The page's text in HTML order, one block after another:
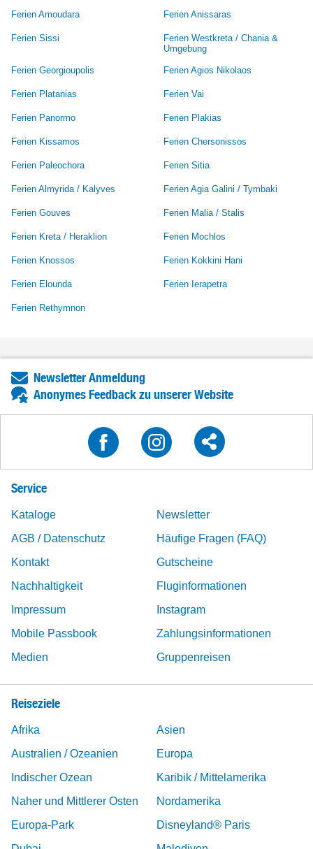
Ferien Amoudara Ferien Anissaras
Ferien Sissi
Ferien Westkreta / Chania &
Umgebung
Ferien Georgioupolis Ferien Agios Nikolaos
Ferien Platanias Ferien Vai
Ferien Panormo Ferien Plakias
Ferien Kissamos Ferien Chersonissos
Ferien Paleochora Ferien Sitia
Ferien Almyrida / Kalyves Ferien Agia Galini / Tymbaki
Ferien Gouves Ferien Malia / Stalis
Ferien Kreta / Heraklion Ferien Mochlos
Ferien Knossos Ferien Kokkini Hani
Ferien Elounda Ferien Ierapetra
Ferien Rethymnon
Newsletter Anmeldung
Anonymes Feedback zu unserer Website
Service
Kataloge
Newsletter
AGB / Datenschutz
Häufige Fragen (FAQ)
Kontakt
Gutscheine
Nachhaltigkeit
Fluginformationen
Impressum
Instagram
Mobile Passbook
Zahlungsinformationen
Medien
Gruppenreisen
Reiseziele
Afrika
Asien
Australien / Ozeanien
Europa
Indischer Ozean
Karibik / Mittelamerika
Naher und Mittlerer Osten
Nordamerika
Europa-Park
Disneyland® Paris